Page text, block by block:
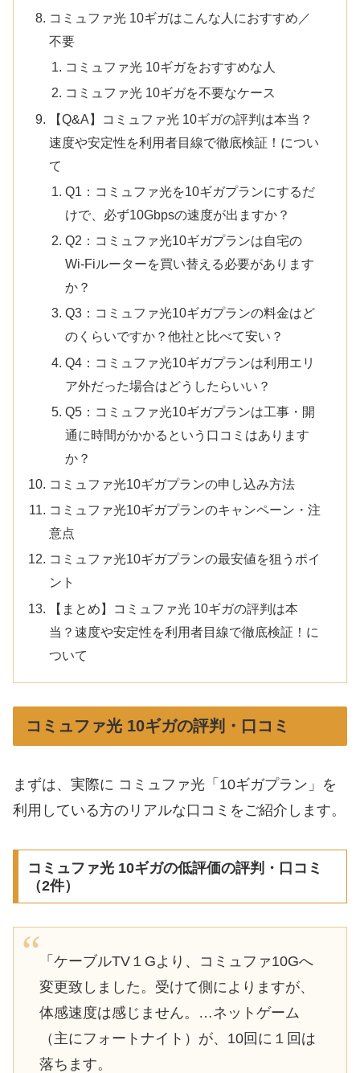
コミュファ光 10ギガはこんな人におすすめ／
不要
コミュファ光 10ギガをおすすめな人
コミュファ光 10ギガを不要なケース
【Q&A】コミュファ光 10ギガの評判は本当？
速度や安定性を利用者目線で徹底検証！につい
て
Q1：コミュファ光を10ギガプランにするだ
けで、必ず10Gbpsの速度が出ますか？
Q2：コミュファ光10ギガプランは自宅の
Wi-Fiルーターを買い替える必要があります
か？
Q3：コミュファ光10ギガプランの料金はど
のくらいですか？他社と比べて安い？
Q4：コミュファ光10ギガプランは利用エリ
ア外だった場合はどうしたらいい？
Q5：コミュファ光10ギガプランは工事・開
通に時間がかかるという口コミはあります
か？
コミュファ光10ギガプランの申し込み方法
コミュファ光10ギガプランのキャンペーン・注
意点
コミュファ光10ギガプランの最安値を狙うポイ
ント
【まとめ】コミュファ光 10ギガの評判は本
当？速度や安定性を利用者目線で徹底検証！に
ついて
コミュファ光 10ギガの評判・口コミ
まずは、実際に コミュファ光「10ギガプラン」を
利用している方のリアルな口コミをご紹介します。
コミュファ光 10ギガの低評価の評判・口コミ
（2件）
「ケーブルTV１Gより、コミュファ10Gへ
変更致しました。受けて側によりますが、
体感速度は感じません。…ネットゲーム
（主にフォートナイト）が、10回に１回は
落ちます。